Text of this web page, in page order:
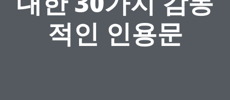
적인 인용문